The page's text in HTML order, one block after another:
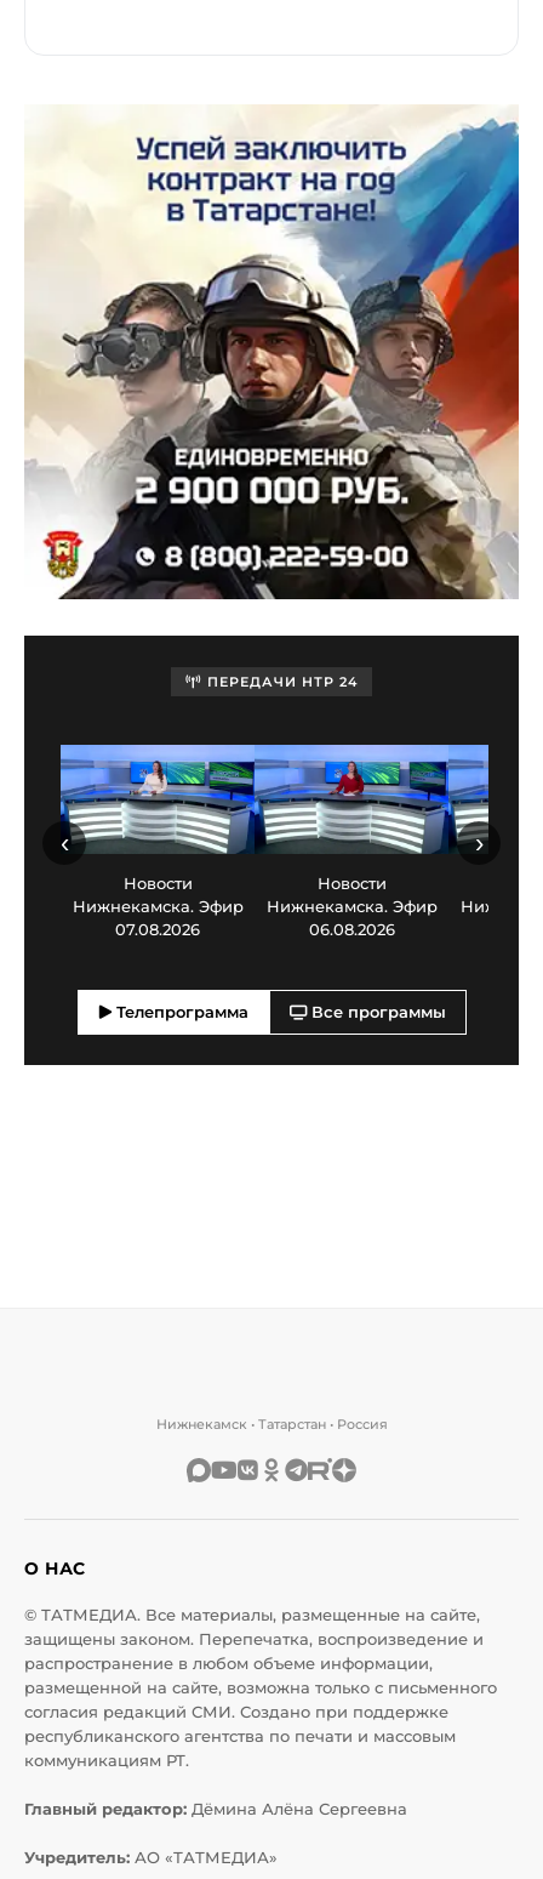
ПЕРЕДАЧИ НТР 24
Новости
Нижнекамска. Эфир
07.08.2026
Новости
Нижнекамска. Эфир
06.08.2026
‹ ›
Телепрограмма Все программы
Нижнекамск • Татарстан • Россия
О НАС
© ТАТМЕДИА. Все материалы, размещенные на сайте,
защищены законом. Перепечатка, воспроизведение и
распространение в любом объеме информации,
размещенной на сайте, возможна только с письменного
согласия редакций СМИ. Создано при поддержке
республиканского агентства по печати и массовым
коммуникациям РТ.
Главный редактор: Дёмина Алёна Сергеевна
Учредитель: АО «ТАТМЕДИА»